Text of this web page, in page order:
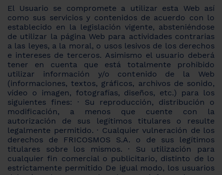
El Usuario se compromete a utilizar esta Web así
como sus servicios y contenidos de acuerdo con lo
establecido en la legislación vigente, absteniéndose
de utilizar la página Web para actividades contrarias
a las leyes, a la moral, o usos lesivos de los derechos
e intereses de terceros. Asimismo el usuario deberá
tener en cuenta que está totalmente prohibido
utilizar información y/o contenido de la Web
(informaciones, textos, gráficos, archivos de sonido,
vídeo o imagen, fotografías, diseños, etc.) para los
siguientes fines: · Su reproducción, distribución o
modificación, a menos que cuente con la
autorización de sus legítimos titulares o resulte
legalmente permitido. · Cualquier vulneración de los
derechos de FRICOSMOS S.A. o de sus legítimos
titulares sobre los mismos. · Su utilización para
cualquier fin comercial o publicitario, distinto de lo
estrictamente permitido De igual modo, los usuarios